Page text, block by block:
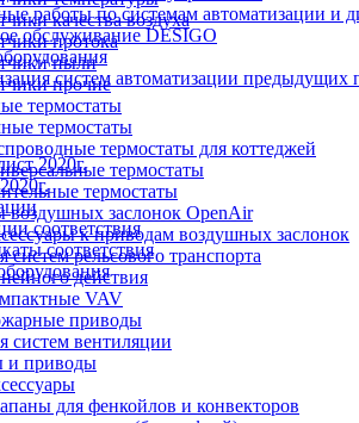
работы по системам автоматизации и
обслуживание DESIGO
систем автоматизации
2020г.
соответствия
соответствия
качества воздуха
протока
пыли
прочие
термостаты
термостаты
термостаты для коттеджей
термостаты
термостаты
воздушных заслонок OpenAir
к приводам воздушных заслонок
систем рельсового транспорта
действия
VAV
приводы
систем вентиляции
и приводы
для фенкойлов и конвекторов